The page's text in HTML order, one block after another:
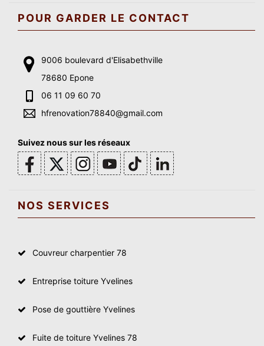
POUR GARDER LE CONTACT
9006 boulevard d'Elisabethville
78680 Epone
06 11 09 60 70
hfrenovation78840@gmail.com
Suivez nous sur les réseaux
NOS SERVICES
Couvreur charpentier 78
Entreprise toiture Yvelines
Pose de gouttière Yvelines
Fuite de toiture Yvelines 78